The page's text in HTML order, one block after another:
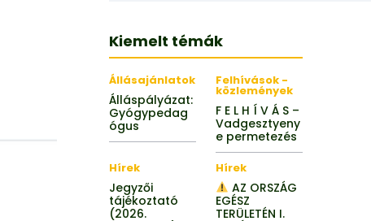
Kiemelt témák
Állásajánlatok
Álláspályázat:
Gyógypedag
ógus
Felhívások -
közlemények
F E L H Í V Á S –
Vadgesztyeny
e permetezés
Hírek
Jegyzői
tájékoztató
(2026.
Hírek
AZ ORSZÁG
EGÉSZ
TERÜLETÉN I.